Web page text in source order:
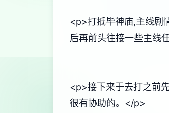
<p>打抵毕神庙,主线剧
后再前头往接一些主线
<p>接下来于去打之前
很有协助的。</p>